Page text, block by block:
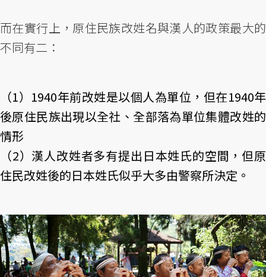
而在實行上，原住民族改姓名與漢人的政策最大的
不同有二：
（1）1940年前改姓是以個人為單位，但在1940年
後原住民族出現以全社、全部落為單位集體改姓的
情形
（2）漢人改姓者多有提出日本姓氏的空間，但原
住民改姓後的日本姓氏似乎大多由警察所決定。